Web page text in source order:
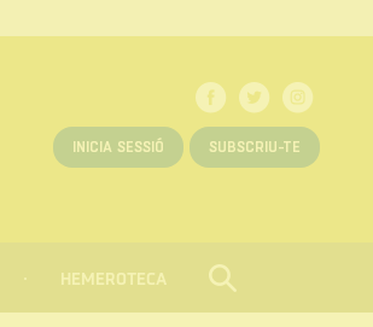
INICIA SESSIÓ SUBSCRIU-TE
HEMEROTECA CERCAR